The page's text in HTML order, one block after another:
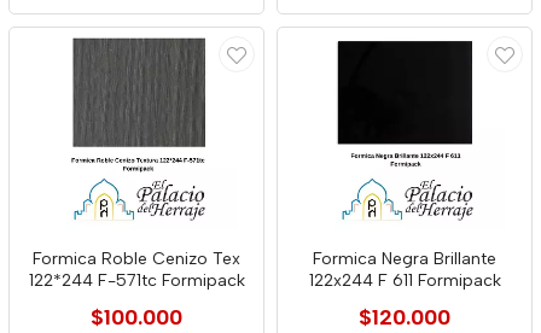
Formica Roble Cenizo Tex
122*244 F-571tc Formipack
$100.000
Formica Negra Brillante
122x244 F 611 Formipack
$120.000